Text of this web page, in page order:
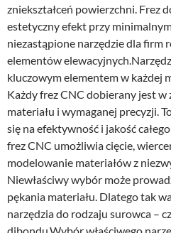
zniekształceń powierzchni. Frez
estetyczny efekt przy minimalnym
niezastąpione narzędzie dla firm
elementów
kluczowym elementem w każdej
Każdy frez CNC dobierany jest w
materiału i wymaganej precyzji.
się na efektywność i jakość
frez CNC umożliwia cięcie,
modelowanie materiałów z
Niewłaściwy wybór może
pękania materiału. Dlatego tak
narzędzia do rodzaju surowca –